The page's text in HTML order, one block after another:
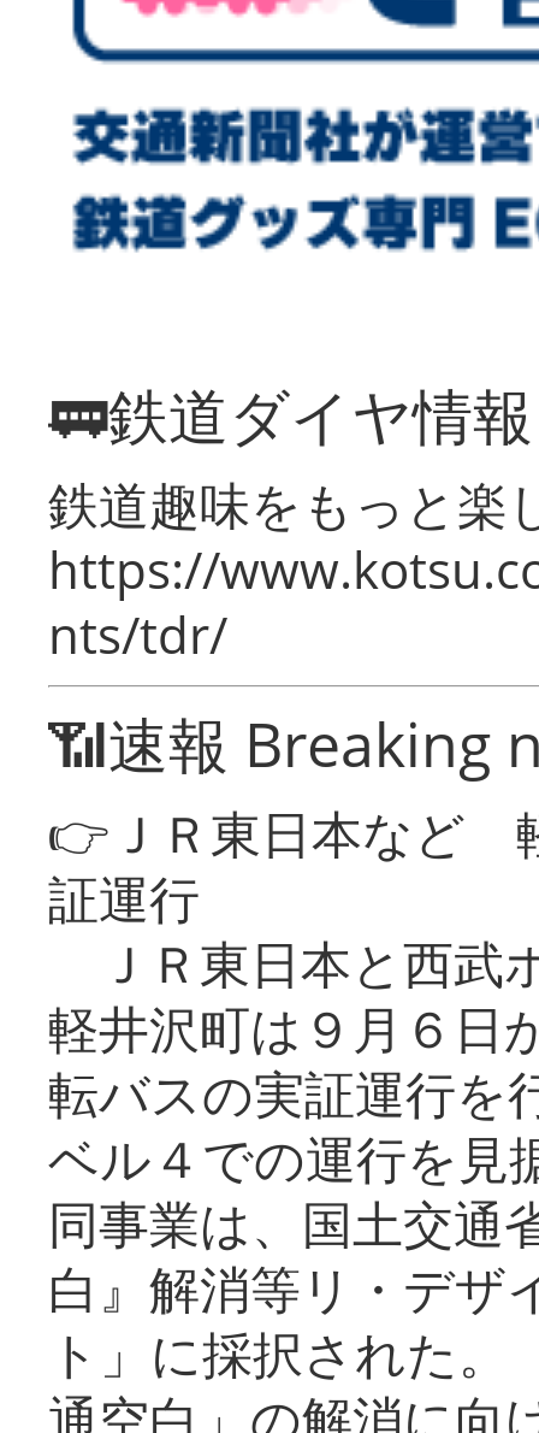
🚃鉄道ダイヤ情
鉄道趣味をもっと楽
https://
nts/tdr/
📶速報 Breaking
👉ＪＲ東日本など
証運行
ＪＲ東日本と西武
軽井沢町は９月６日
転バスの実証運行を
ベル４での運行を見
同事業は、国土交通
白』解消等リ・デザ
ト」に採択された
通空白」の解消に向